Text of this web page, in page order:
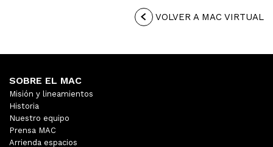
VOLVER A MAC VIRTUAL
SOBRE EL MAC
Misión y lineamientos
Historia
Nuestro equipo
Prensa MAC
Arrienda espacios